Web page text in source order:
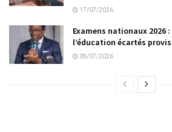
17/07/2026
Examens nationaux 2026
l’éducation écartés
09/07/2026